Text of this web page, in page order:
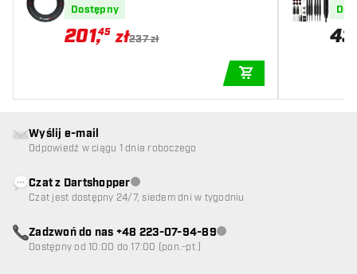
Dostępny
201,45 zł237 zł 43
Wyślij e-mail
Odpowiedź w ciągu 1 dnia roboczego
Czat z DartshopperObsługa klienta niedostępna
Czat jest dostępny 24/7, siedem dni w tygodniu
Zadzwoń do nas +48 223-07-94-89Obsługa klienta niedostępna
Dostępny od 10:00 do 17:00 (pon.-pt.)